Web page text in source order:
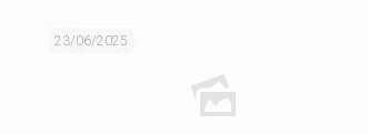
23/06/2025